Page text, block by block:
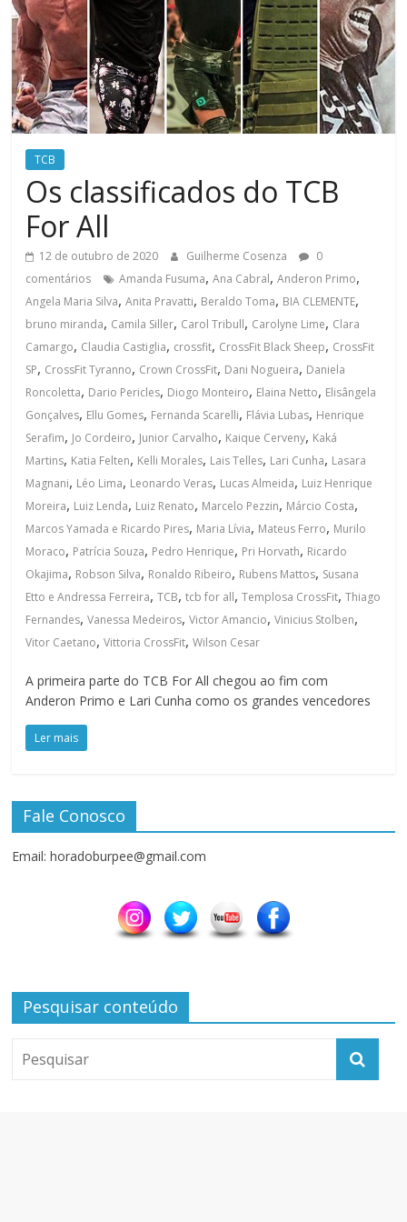
TCB
Os classificados do TCB
For All
12 de outubro de 2020 Guilherme Cosenza
0
comentários
Amanda Fusuma,Ana Cabral,Anderon Primo,
Angela Maria Silva,Anita Pravatti, Beraldo Toma, BIA CLEMENTE,
bruno miranda, Camila Siller, Carol Tribull, Carolyne Lime, Clara
Camargo, Claudia Castiglia, crossfit, CrossFit Black Sheep, CrossFit
SP, CrossFit Tyranno, Crown CrossFit, Dani Nogueira, Daniela
Roncoletta, Dario Pericles, Diogo Monteiro, Elaina Netto, Elisângela
Gonçalves, Ellu Gomes, Fernanda Scarelli, Flávia Lubas, Henrique
Serafim, Jo Cordeiro, Junior Carvalho, Kaique Cerveny, Kaká
Martins, Katia Felten, Kelli Morales, Lais Telles, Lari Cunha, Lasara
Magnani, Léo Lima, Leonardo Veras, Lucas Almeida, Luiz Henrique
Moreira, Luiz Lenda, Luiz Renato, Marcelo Pezzin, Márcio Costa,
Marcos Yamada e Ricardo Pires, Maria Lívia, Mateus Ferro, Murilo
Moraco, Patrícia Souza, Pedro Henrique, Pri Horvath, Ricardo
Okajima, Robson Silva, Ronaldo Ribeiro, Rubens Mattos, Susana
Etto e Andressa Ferreira,TCB,tcb for all,Templosa CrossFit,Thiago
Fernandes,Vanessa Medeiros,Victor Amancio,Vinicius Stolben,
Vitor Caetano,Vittoria CrossFit,Wilson Cesar
A primeira parte do TCB For All chegou ao fim com
Anderon Primo e Lari Cunha como os grandes vencedores
Ler mais
Fale Conosco
Email: horadoburpee@gmail.com
Pesquisar conteúdo